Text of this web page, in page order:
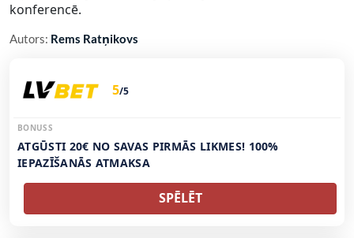
konferencē.
Autors: Rems Ratņikovs
5/5
BONUSS
ATGŪSTI 20€ NO SAVAS PIRMĀS LIKMES! 100%
IEPAZĪŠANĀS ATMAKSA
SPĒLĒT